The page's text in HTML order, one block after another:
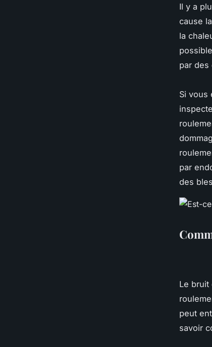
Il y a
cause
la
par des
Si vous
par
des
Le bruit
peut
savoir